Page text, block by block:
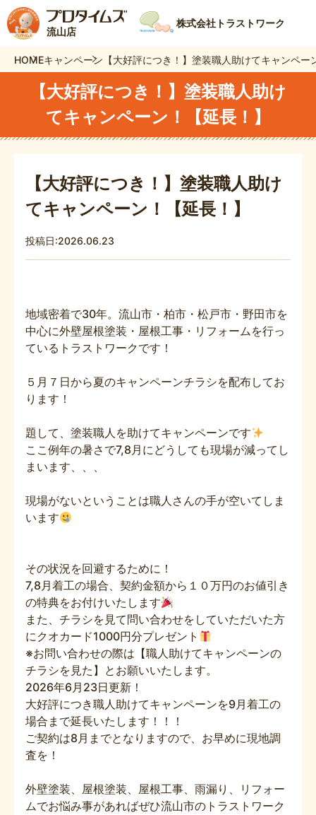
流山店
株式会社トラストワーク
HOMEキャンペーン 【大好評につき！】塗装職人助けてキャンペー
【大好評につき！】塗装職人助け
てキャンペーン！【延長！】
【大好評につき！】塗装職人助け
てキャンペーン！【延長！】
投稿日:2026.06.23
地域密着で30年。流山市・柏市・松戸市・野田市を
中心に外壁屋根塗装・屋根工事・リフォームを行っ
ているトラストワークです！
５月７日から夏のキャンペーンチラシを配布してお
ります！
題して、塗装職人を助けてキャンペーンです
ここ例年の暑さで7,8月にどうしても現場が減ってし
まいます、、、
現場がないということは職人さんの手が空いてしま
います
その状況を回避するために！
7,8月着工の場合、契約金額から１０万円のお値引き
の特典をお付けいたします
また、チラシを見て問い合わせをしていただいた方
にクオカード1000円分プレゼント
※お問い合わせの際は【職人助けてキャンペーンの
チラシを見た】とお願いいたします。
2026年6月23日更新！
大好評につき職人助けてキャンペーンを9月着工の
場合まで延長いたします！！！
ご契約は8月までとなりますので、お早めに現地調
査を！
外壁塗装、屋根塗装、屋根工事、雨漏り、リフォー
ムでお悩み事があればぜひ流山市のトラストワーク